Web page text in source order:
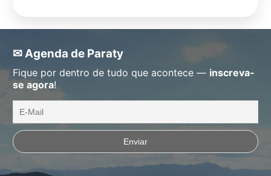
✉ Agenda de Paraty
Fique por dentro de tudo que acontece — inscreva-
se agora!